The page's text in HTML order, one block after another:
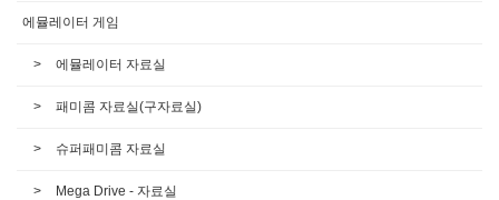
에뮬레이터 게임
에뮬레이터 자료실
패미콤 자료실(구자료실)
슈퍼패미콤 자료실
Mega Drive - 자료실